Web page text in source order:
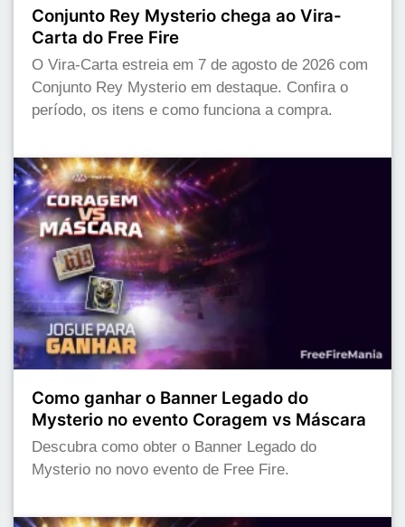
Conjunto Rey Mysterio chega ao Vira-
Carta do Free Fire
O Vira-Carta estreia em 7 de agosto de 2026 com
Conjunto Rey Mysterio em destaque. Confira o
período, os itens e como funciona a compra.
Como ganhar o Banner Legado do
Mysterio no evento Coragem vs Máscara
Descubra como obter o Banner Legado do
Mysterio no novo evento de Free Fire.